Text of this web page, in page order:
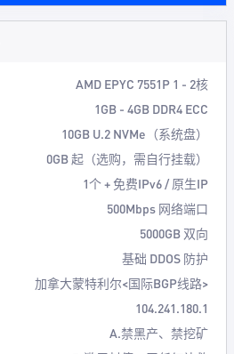
AMD EPYC 7551P 1 - 2核
1GB - 4GB DDR4 ECC
10GB U.2 NVMe（系统盘）
0GB 起（选购，需自行挂载）
1个 + 免费IPv6 / 原生IP
500Mbps 网络端口
5000GB 双向
基础 DDOS 防护
加拿大蒙特利尔<国际BGP线路>
104.241.180.1
A.禁黑产、禁挖矿